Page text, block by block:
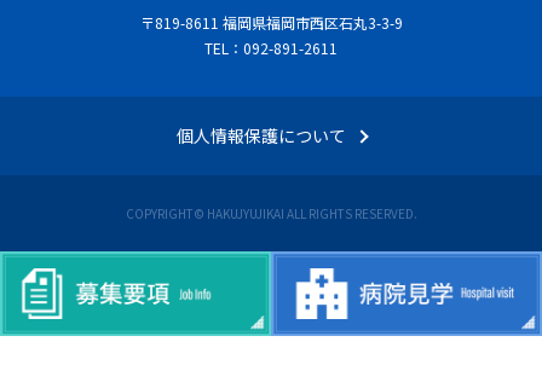
〒819-8611 福岡県福岡市西区石丸3-3-9
TEL：092-891-2611
個人情報保護について
COPYRIGHT© HAKUJYUJIKAI ALL RIGHTS RESERVED.